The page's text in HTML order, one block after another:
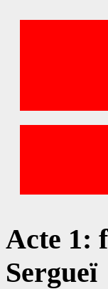
Acte 1:
Sergueï